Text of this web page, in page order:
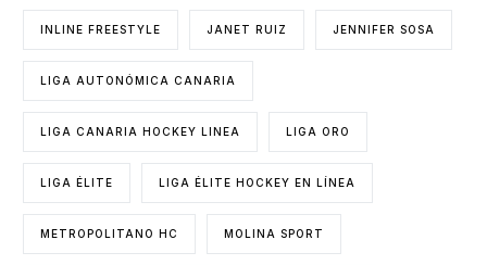
INLINE FREESTYLE JANET RUIZ JENNIFER SOSA
LIGA AUTONÓMICA CANARIA
LIGA CANARIA HOCKEY LINEA LIGA ORO
LIGA ÉLITE LIGA ÉLITE HOCKEY EN LÍNEA
METROPOLITANO HC MOLINA SPORT